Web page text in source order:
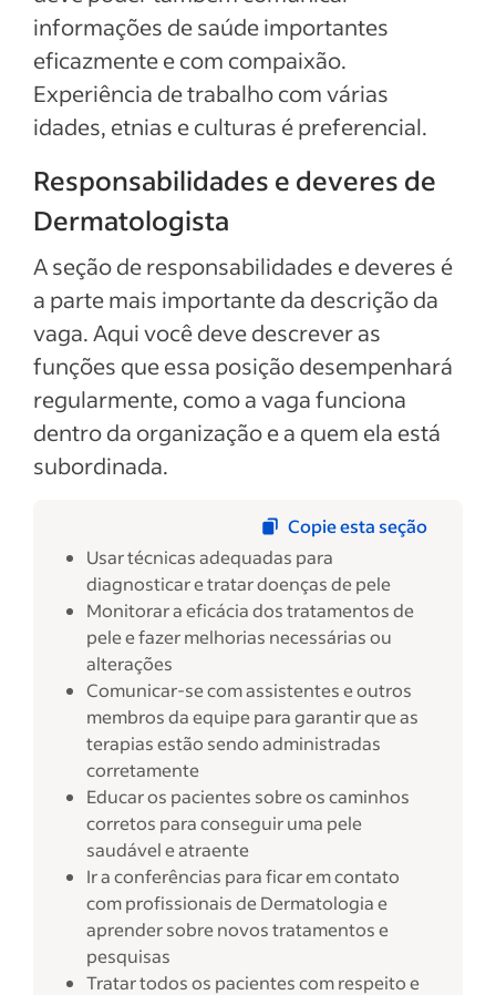
informações de saúde importantes
eficazmente e com compaixão.
Experiência de trabalho com várias
idades, etnias e culturas é preferencial.
Responsabilidades e deveres de
Dermatologista
A seção de responsabilidades e deveres é
a parte mais importante da descrição da
vaga. Aqui você deve descrever as
funções que essa posição desempenhará
regularmente, como a vaga funciona
dentro da organização e a quem ela está
subordinada.
Copie esta seção
Usar técnicas adequadas para
diagnosticar e tratar doenças de pele
Monitorar a eficácia dos tratamentos de
pele e fazer melhorias necessárias ou
alterações
Comunicar-se com assistentes e outros
membros da equipe para garantir que as
terapias estão sendo administradas
corretamente
Educar os pacientes sobre os caminhos
corretos para conseguir uma pele
saudável e atraente
Ir a conferências para ficar em contato
com profissionais de Dermatologia e
aprender sobre novos tratamentos e
pesquisas
Tratar todos os pacientes com respeito e